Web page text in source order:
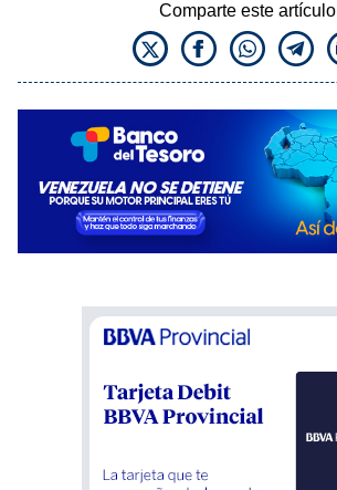
Comparte este artículo